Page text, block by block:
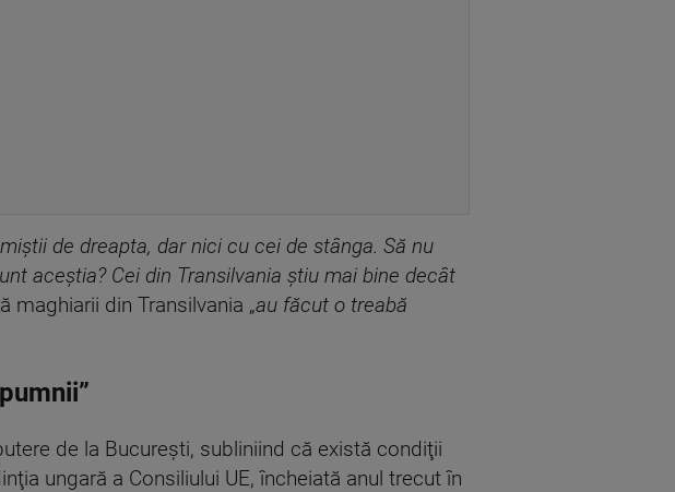
de dreapta, dar nici cu cei de stânga. Să nu
aceştia? Cei din Transilvania ştiu mai bine decât
maghiarii din Transilvania „au făcut o treabă
de la București, subliniind că există condiţii
ungară a Consiliului UE, încheiată anul trecut în